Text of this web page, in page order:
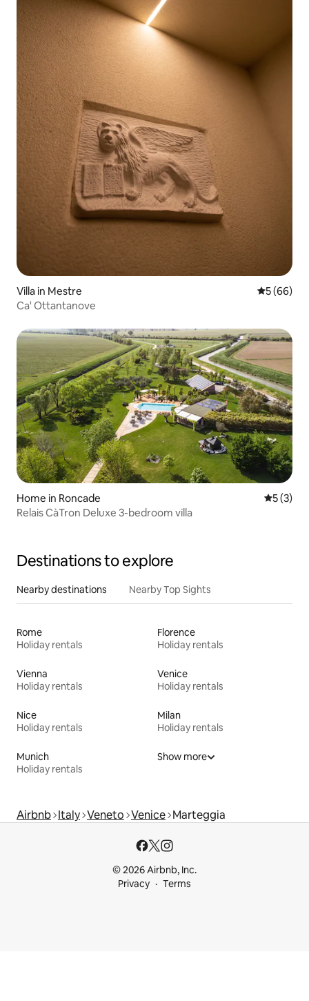
Villa in Mestre 5 out of 5
5 (66)
Ca' Ottantanove
Home in Roncade 5 out of
5 (3)
Relais CàTron Deluxe 3-bedroom villa
Destinations to explore
Nearby destinations Nearby Top Sights
Rome
Holiday rentals
Florence
Holiday rentals
Vienna
Holiday rentals
Venice
Holiday rentals
Nice
Holiday rentals
Milan
Holiday rentals
Munich
Holiday rentals
Show more
Airbnb Italy Veneto Venice Marteggia
© 2026 Airbnb, Inc.
Privacy
Terms